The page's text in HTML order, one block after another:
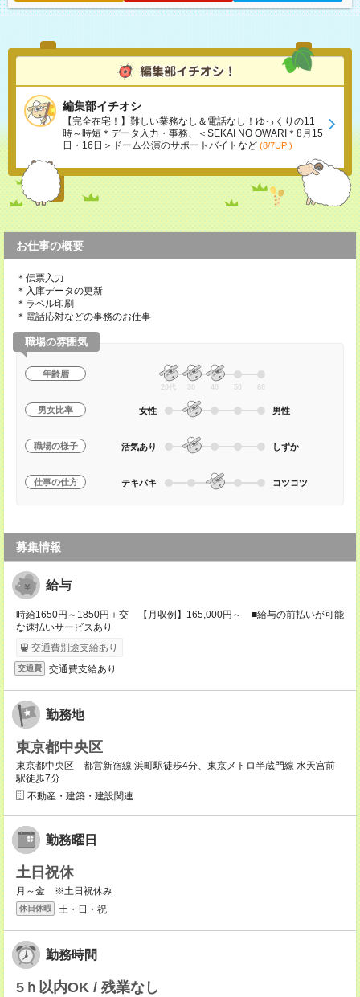
編集部イチオシ
【完全在宅！】難しい業務なし＆電話なし！ゆっくりの11
時～時短＊データ入力・事務、＜SEKAI NO OWARI＊8月15
日・16日＞ドーム公演のサポートバイトなど (8/7UP!)
お仕事の概要
＊伝票入力
＊入庫データの更新
＊ラベル印刷
＊電話応対などの事務のお仕事
職場の雰囲気
年齢層
20代 30 40 50 60
男女比率 女性 男性
職場の様子 活気あり しずか
仕事の仕方 テキパキ コツコツ
募集情報
給与
時給1650円～1850円＋交 【月収例】165,000円～ ■給与の前払いが可能
な速払いサービスあり
交通費別途支給あり
交通費 交通費支給あり
勤務地
東京都中央区
東京都中央区 都営新宿線 浜町駅徒歩4分、東京メトロ半蔵門線 水天宮前
駅徒歩7分
不動産・建築・建設関連
勤務曜日
土日祝休
月～金 ※土日祝休み
休日休暇 土・日・祝
勤務時間
5ｈ以内OK / 残業なし